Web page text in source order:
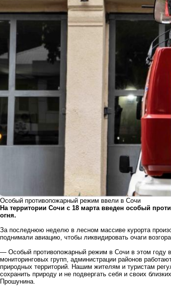
Особый противопожарный режим ввели в Сочи
На территории Сочи с 18 марта введен особый
огня.
За последнюю неделю в лесном массиве курорта
поднимали авиацию, чтобы ликвидировать очаги
— Особый противопожарный режим в Сочи в этом году
мониторинговых групп, администрации районов
природных территорий. Нашим жителям и туристам
сохранить природу и не подвергать себя и своих
Прошунина.